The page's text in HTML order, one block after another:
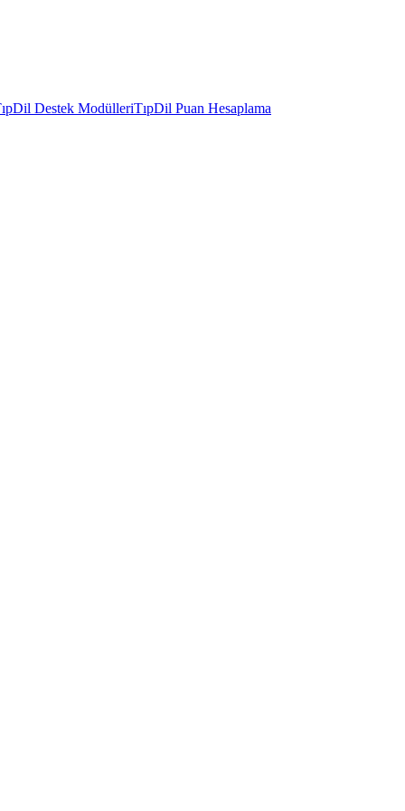
Destek ModülleriTıpDil Puan Hesaplama